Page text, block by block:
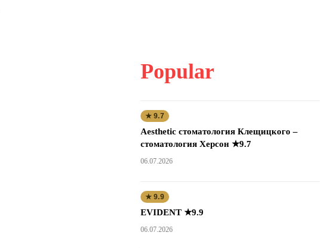
Popular
★ 9.7
Aesthetic стоматология Клещицкого –
стоматология Херсон ★9.7
06.07.2026
★ 9.9
EVIDENT ★9.9
06.07.2026